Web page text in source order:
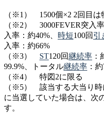
（※1） 1500個×2 2回目は
（※2） 3000FEVER突入
入率：約40%、 時短100回 引
入率：約66%
（※3） ST120回継続率 ：
99.9%、トータル継続率 ：
（※4） 特図2に限る
（※5） 該当する大当り時
に当選していた場合は、次
す。